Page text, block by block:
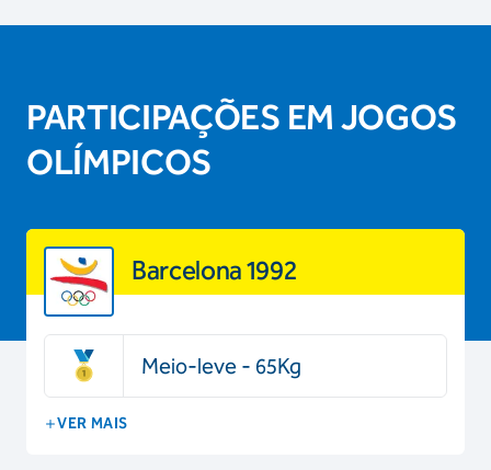
PARTICIPAÇÕES EM JOGOS
OLÍMPICOS
Barcelona 1992
Meio-leve - 65Kg
VER MAIS